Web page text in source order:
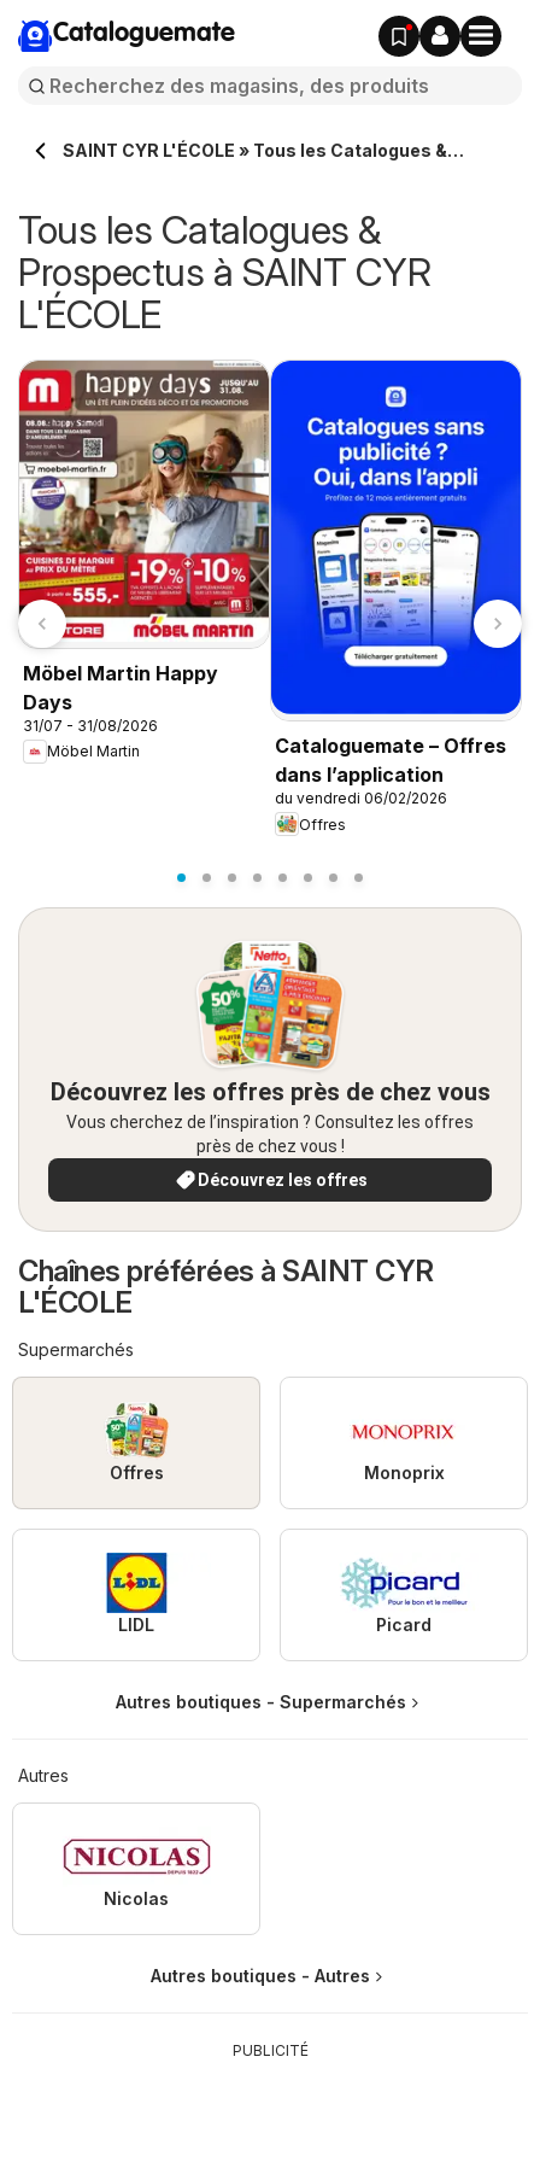
Cataloguemate
SAINT CYR L'ÉCOLE » Tous les Catalogues &
Tous les Catalogues &
Prospectus à SAINT CYR
L'ÉCOLE
Möbel Martin Happy
Days
31/07 - 31/08/2026
Möbel Martin
Cataloguemate – Offres
dans l’application
du vendredi 06/02/2026
Offres
Découvrez les offres près de chez vous
Vous cherchez de l’inspiration ? Consultez les offres
près de chez vous !
Découvrez les offres
Chaînes préférées à SAINT CYR
L'ÉCOLE
Supermarchés
Offres Monoprix
LIDL Picard
Autres boutiques - Supermarchés
Autres
Nicolas
Autres boutiques - Autres
PUBLICITÉ